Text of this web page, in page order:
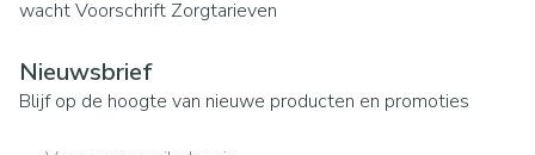
wachtVoorschrift Zorgtarieven
Nieuwsbrief
Blijf op de hoogte van nieuwe producten en promoties